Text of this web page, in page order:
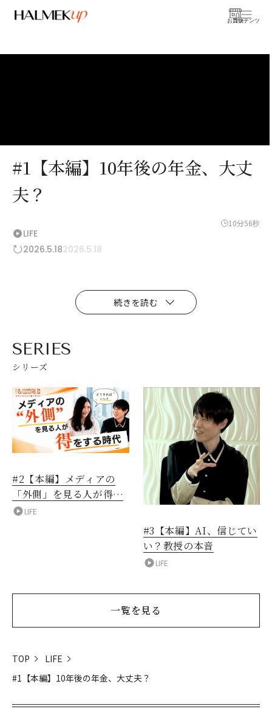
お買物
コンテンツ
#1【本編】10年後の年金、大丈
夫？
10分56秒
LIFE
2026.5.182026.5.18
続きを読む
SERIES
シリーズ
#2【本編】メディアの
「外側」を見る人が得を
する時代
LIFE
#3【本編】AI、信じてい
い？教授の本音
LIFE
一覧を見る
TOP
LIFE
#1【本編】10年後の年金、大丈夫？